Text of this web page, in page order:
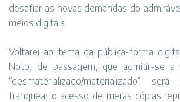
desafiar as novas demandas do
meios digitais.
Voltarei ao tema da pública-forma
Noto, de passagem, que admitir-se a
“desmaterializado/materializado”
franquear o acesso de meras cópias